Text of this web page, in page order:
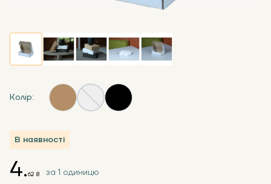
Колір:
В наявності
4.62 ₴ за 1 одиницю